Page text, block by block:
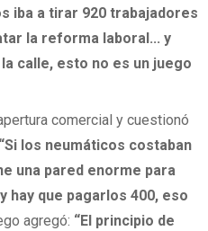
iba a tirar 920 trabajadores
la reforma laboral... y
calle, esto no es un juego
comercial y cuestionó
“Si los neumáticos costaban
una pared enorme para
hay que pagarlos 400, eso
agregó: “El principio de